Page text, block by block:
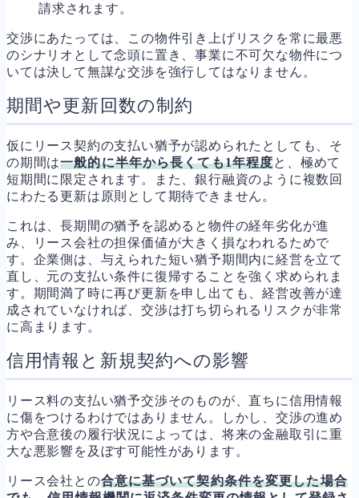
請求されます。
交渉にあたっては、この物件引き上げリスクを常に最悪
のシナリオとして念頭に置き、事業に不可欠な物件につ
いては決して無謀な交渉を強行してはなりません。
期間や更新回数の制約
仮にリース契約の支払い猶予が認められたとしても、そ
の期間は一般的に半年から長くても1年程度と、極めて
短期間に限定されます。また、銀行融資のように複数回
にわたる更新は原則として期待できません。
これは、長期間の猶予を認めると物件の経年劣化が進
み、リース会社の担保価値が大きく損なわれるためで
す。企業側は、与えられた短い猶予期間内に経営を立て
直し、元の支払い条件に復帰することを強く求められま
す。期間満了時に再び更新を申し出ても、経営改善が達
成されていなければ、交渉は打ち切られるリスクが非常
に高まります。
信用情報と新規契約への影響
リース料の支払い猶予交渉そのものが、直ちに信用情報
に傷をつけるわけではありません。しかし、交渉の進め
方や合意後の履行状況によっては、将来の金融取引に重
大な悪影響を及ぼす可能性があります。
リース会社との合意に基づいて契約条件を変更した場合